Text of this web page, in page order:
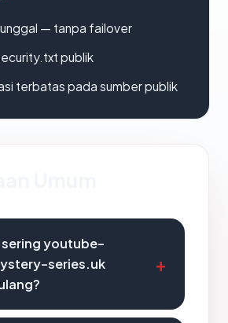
— tanpa failover
publik
terbatas pada sumber publik
youtube-
series.uk